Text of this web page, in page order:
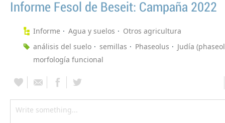
Informe Fesol de Beseit: Campaña 2022
Informe Agua y suelos
Otros agricultura
análisis del suelo
semillas Phaseolus
Judía
morfología funcional